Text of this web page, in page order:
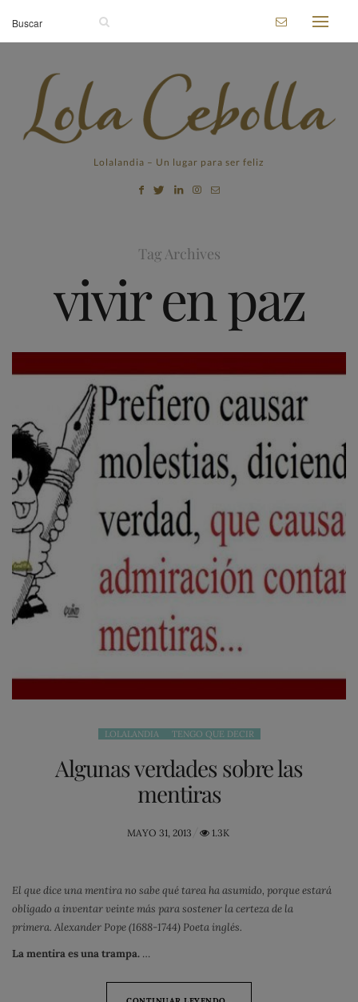
Lolalandia – Un lugar para ser feliz
Tag Archives
vivir en paz
LOLALANDIA TENGO QUE DECIR
Algunas verdades sobre las
mentiras
POSTED
MAYO 31, 2013 1.3K
El que dice una mentira no sabe qué tarea ha asumido, porque estará
obligado a inventar veinte más para sostener la certeza de la
primera. Alexander Pope (1688-1744) Poeta inglés.
La mentira es una trampa. …